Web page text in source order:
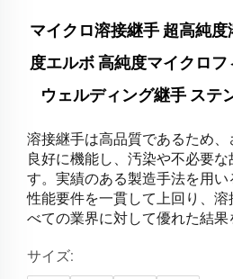
マイクロ溶接継手 超高純度
度エルボ 高純度マイクロ
ウェルディング継手 ステ
溶接継手は高品質であるため
良好に機能し、汚染や不必要
す。実績のある製造手法を用
性能要件を一貫して上回り、
べての業界に対して優れた結果
サイズ: